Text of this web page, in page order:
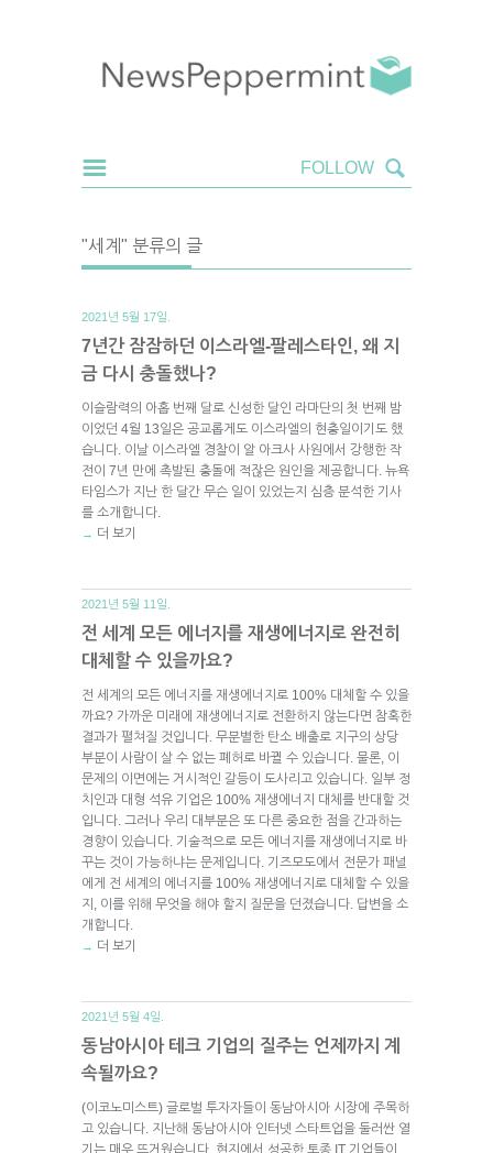
"세계" 분류의 글
2021년 5월 17일.
7년간 잠잠하던 이스라엘-팔레스타인, 왜 지
금 다시 충돌했나?
이슬람력의 아홉 번째 달로 신성한 달인 라마단의 첫 번째 밤
이었던 4월 13일은 공교롭게도 이스라엘의 현충일이기도 했
습니다. 이날 이스라엘 경찰이 알 아크사 사원에서 강행한 작
전이 7년 만에 촉발된 충돌에 적잖은 원인을 제공합니다. 뉴욕
타임스가 지난 한 달간 무슨 일이 있었는지 심층 분석한 기사
를 소개합니다.
→ 더 보기
2021년 5월 11일.
전 세계 모든 에너지를 재생에너지로 완전히
대체할 수 있을까요?
전 세계의 모든 에너지를 재생에너지로 100% 대체할 수 있을
까요? 가까운 미래에 재생에너지로 전환하지 않는다면 참혹한
결과가 펼쳐질 것입니다. 무분별한 탄소 배출로 지구의 상당
부분이 사람이 살 수 없는 폐허로 바뀔 수 있습니다. 물론, 이
문제의 이면에는 거시적인 갈등이 도사리고 있습니다. 일부 정
치인과 대형 석유 기업은 100% 재생에너지 대체를 반대할 것
입니다. 그러나 우리 대부분은 또 다른 중요한 점을 간과하는
경향이 있습니다. 기술적으로 모든 에너지를 재생에너지로 바
꾸는 것이 가능하냐는 문제입니다. 기즈모도에서 전문가 패널
에게 전 세계의 에너지를 100% 재생에너지로 대체할 수 있을
지, 이를 위해 무엇을 해야 할지 질문을 던졌습니다. 답변을 소
개합니다.
→ 더 보기
2021년 5월 4일.
동남아시아 테크 기업의 질주는 언제까지 계
속될까요?
(이코노미스트) 글로벌 투자자들이 동남아시아 시장에 주목하
고 있습니다. 지난해 동남아시아 인터넷 스타트업을 둘러싼 열
기는 매우 뜨거웠습니다. 현지에서 성공한 토종 IT 기업들이